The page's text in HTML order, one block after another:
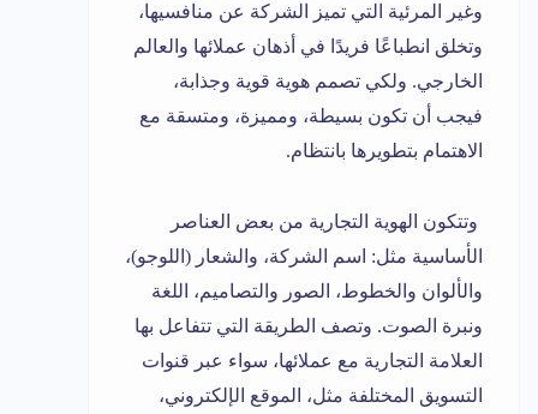
وغير المرئية التي تميز الشركة عن منافسيها،
وتخلق انطباعًا فريدًا في أذهان عملائها والعالم
الخارجي. ولكي تصمم هوية قوية وجذابة،
فيجب أن تكون بسيطة، ومميزة، ومتسقة مع
الاهتمام بتطويرها بانتظام.
وتتكون الهوية التجارية من بعض العناصر
الأساسية مثل: اسم الشركة، والشعار (اللوجو)،
والألوان والخطوط، الصور والتصاميم، اللغة
ونبرة الصوت. وتصف الطريقة التي تتفاعل بها
العلامة التجارية مع عملائها، سواء عبر قنوات
التسويق المختلفة مثل، الموقع الإلكتروني،